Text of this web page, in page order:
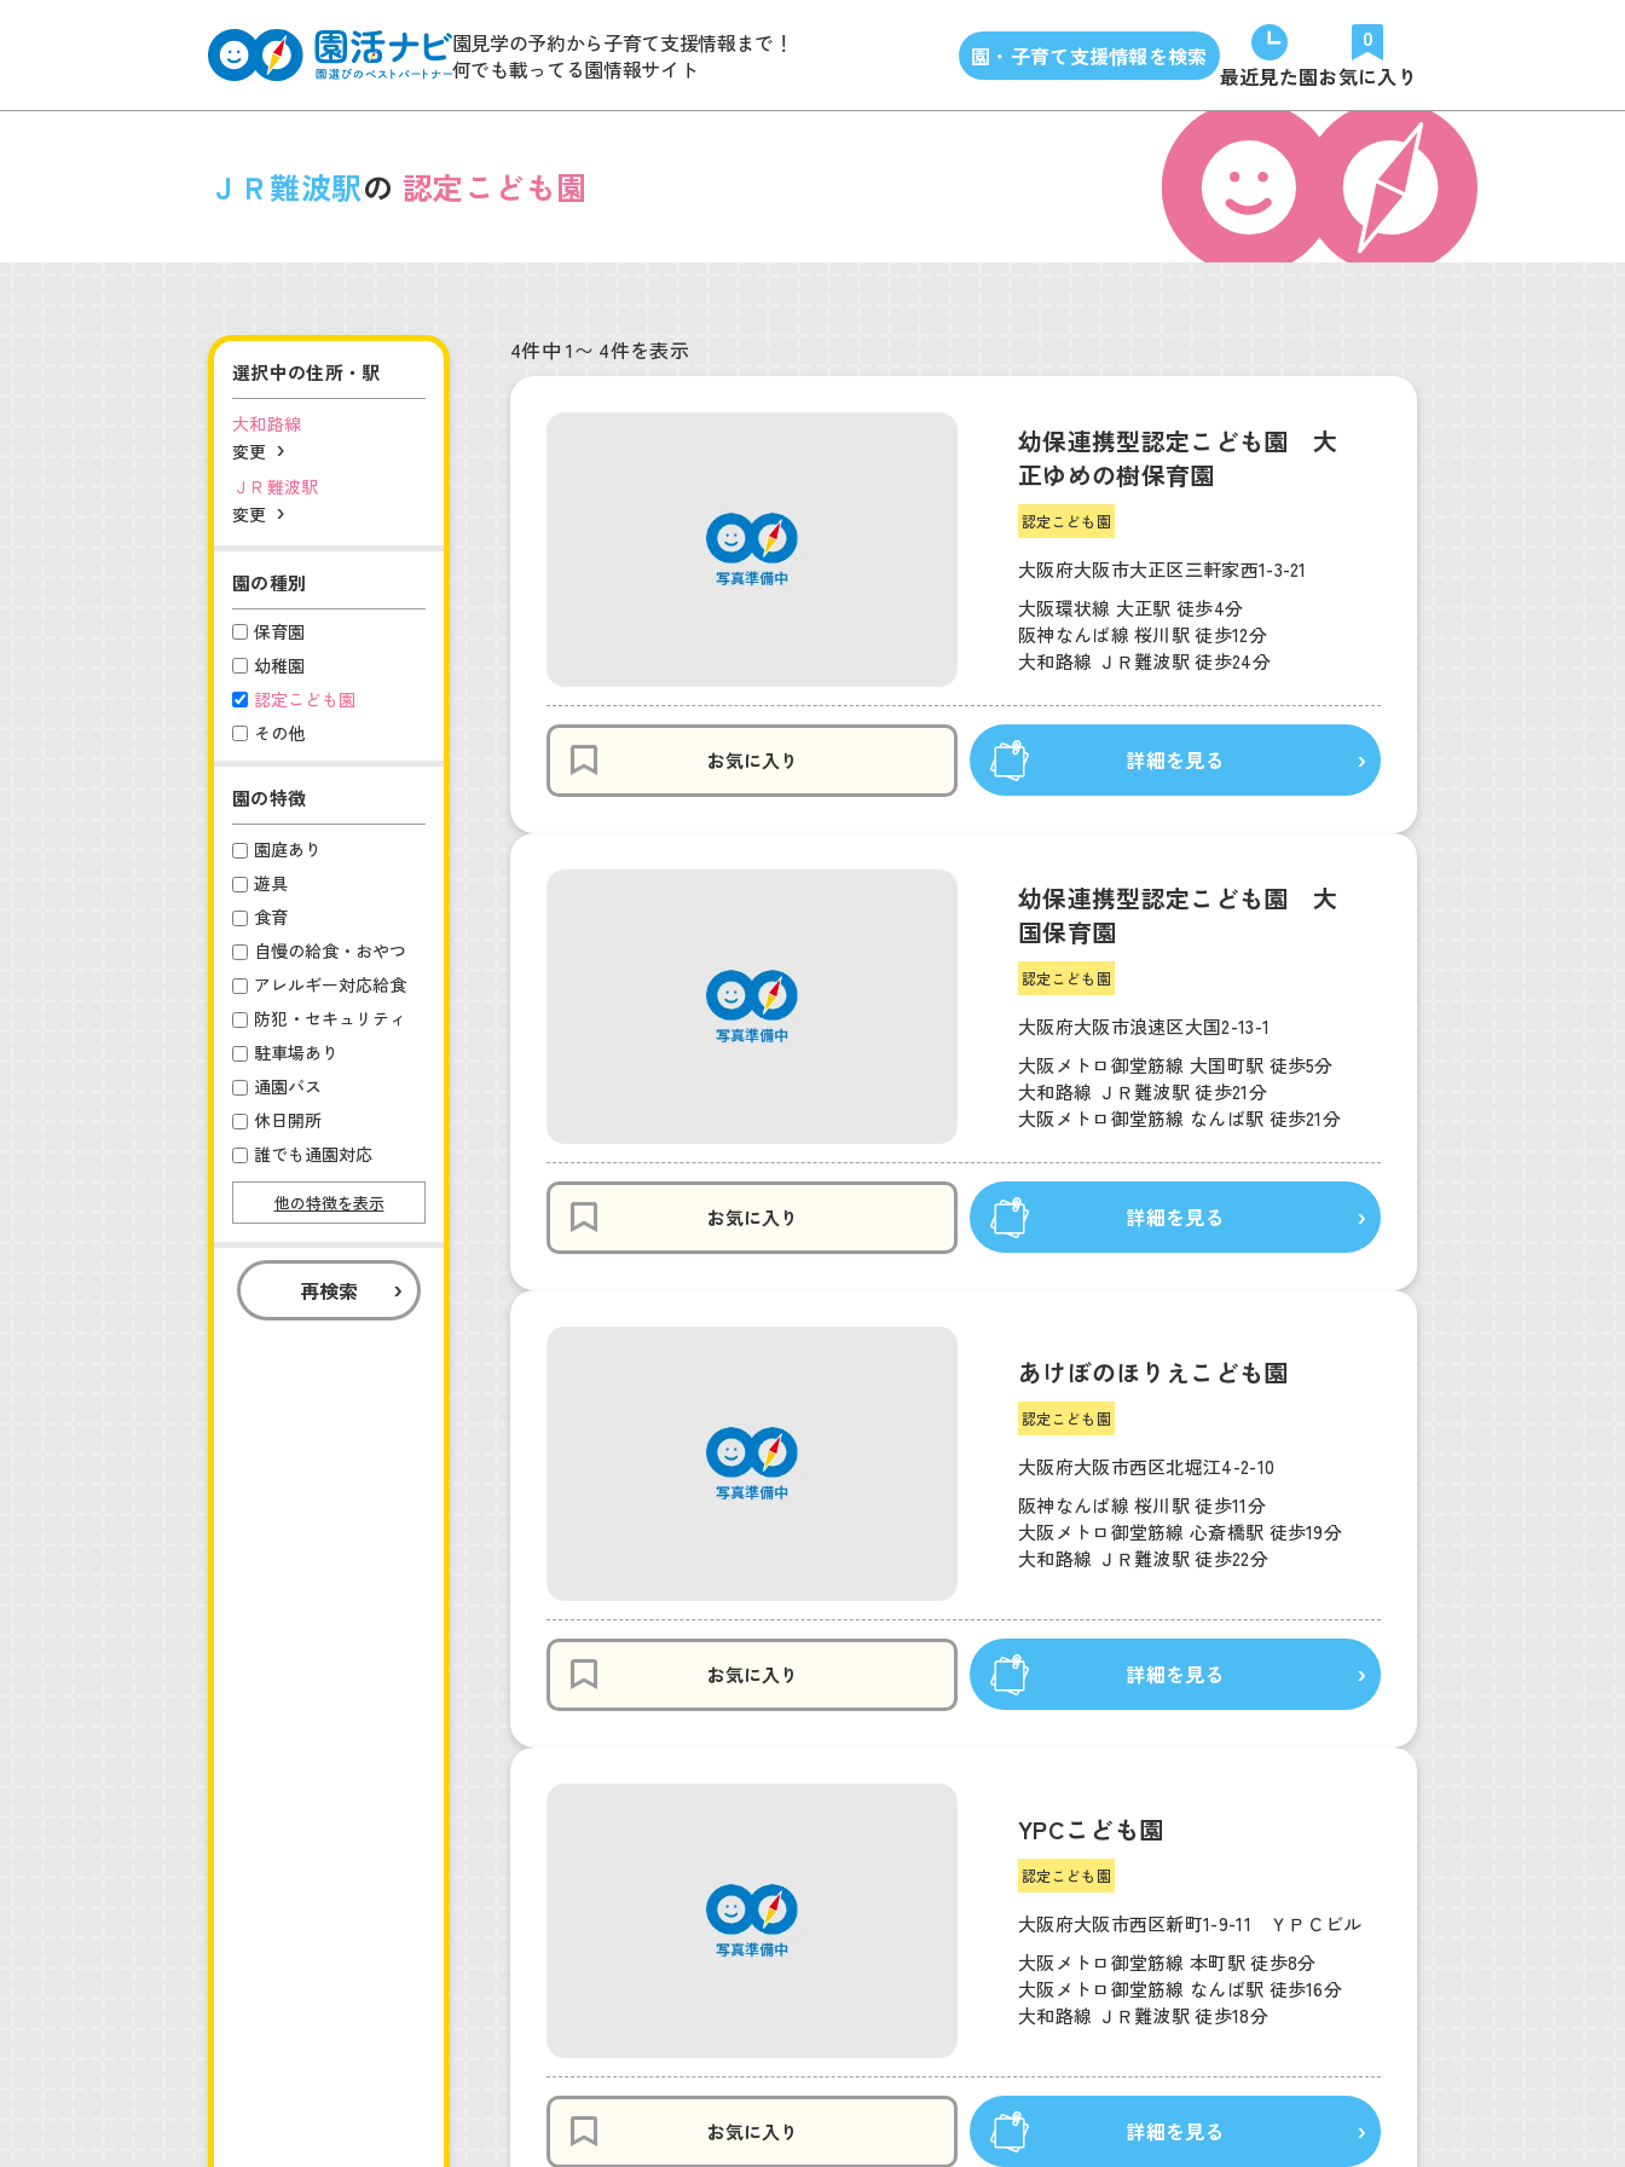
園見学の予約から子育て支援情報まで！
何でも載ってる園情報サイト
園・子育て支援情報を検索
最近見た園
0
お気に入り
ＪＲ難波駅の 認定こども園
選択中の住所・駅
大和路線
変更
ＪＲ難波駅
変更
園の種別
保育園
幼稚園
認定こども園
その他
園の特徴
園庭あり
遊具
食育
自慢の給食・おやつ
アレルギー対応給食
防犯・セキュリティ
駐車場あり
通園バス
休日開所
誰でも通園対応
他の特徴を表示
再検索
4件中 1〜 4件を表示
幼保連携型認定こども園 大
正ゆめの樹保育園
認定こども園
大阪府大阪市大正区三軒家西1-3-21
大阪環状線 大正駅 徒歩4分
阪神なんば線 桜川駅 徒歩12分
大和路線 ＪＲ難波駅 徒歩24分
お気に入り 詳細を見る
幼保連携型認定こども園 大
国保育園
認定こども園
大阪府大阪市浪速区大国2-13-1
大阪メトロ御堂筋線 大国町駅 徒歩5分
大和路線 ＪＲ難波駅 徒歩21分
大阪メトロ御堂筋線 なんば駅 徒歩21分
お気に入り 詳細を見る
あけぼのほりえこども園
認定こども園
大阪府大阪市西区北堀江4-2-10
阪神なんば線 桜川駅 徒歩11分
大阪メトロ御堂筋線 心斎橋駅 徒歩19分
大和路線 ＪＲ難波駅 徒歩22分
お気に入り 詳細を見る
YPCこども園
認定こども園
大阪府大阪市西区新町1-9-11 ＹＰＣビル
大阪メトロ御堂筋線 本町駅 徒歩8分
大阪メトロ御堂筋線 なんば駅 徒歩16分
大和路線 ＪＲ難波駅 徒歩18分
お気に入り 詳細を見る